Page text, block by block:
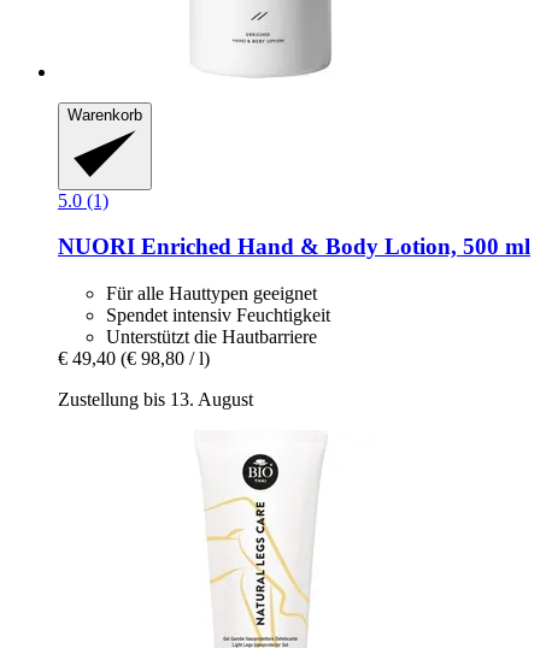
Warenkorb
5.0 (1)
NUORI Enriched Hand & Body Lotion, 500 ml
Für alle Hauttypen geeignet
Spendet intensiv Feuchtigkeit
Unterstützt die Hautbarriere
€ 49,40 (€ 98,80 / l)
Zustellung bis 13. August